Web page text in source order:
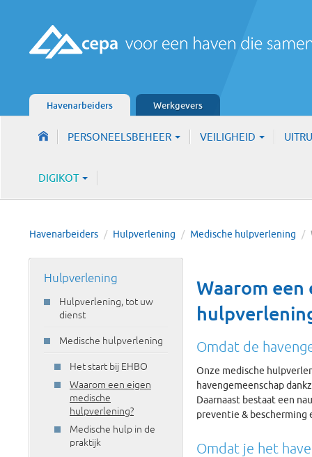
Havenarbeiders Werkgevers
PERSONEELSBEHEER VEILIGHEID
DIGIKOT
Havenarbeiders / Hulpverlening / Medische hulpverlening /
Hulpverlening
Hulpverlening, tot uw
dienst
Medische hulpverlening
Het start bij EHBO
Waarom een eigen
medische
hulpverlening?
Medische hulp in de
praktijk
Waarom een
Omdat de
Onze medische
havengemeenschap
Daarnaast bestaat een
preventie & bescherming
Omdat je het